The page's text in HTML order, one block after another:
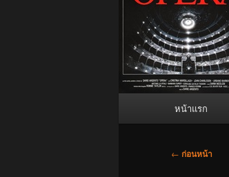
หน้าแรก
เมนู
← ก่อนหน้า